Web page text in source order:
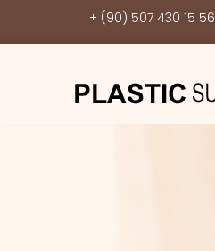
+ (90) 507 430 15 56